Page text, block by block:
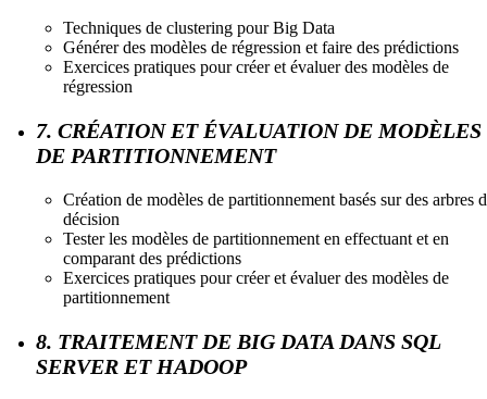
Techniques de clustering pour Big Data
Générer des modèles de régression et faire des prédictions
Exercices pratiques pour créer et évaluer des modèles de
régression
7. CRÉATION ET ÉVALUATION DE MODÈLES
DE PARTITIONNEMENT
Création de modèles de partitionnement basés sur des arbres
décision
Tester les modèles de partitionnement en effectuant et en
comparant des prédictions
Exercices pratiques pour créer et évaluer des modèles de
partitionnement
8. TRAITEMENT DE BIG DATA DANS SQL
SERVER ET HADOOP